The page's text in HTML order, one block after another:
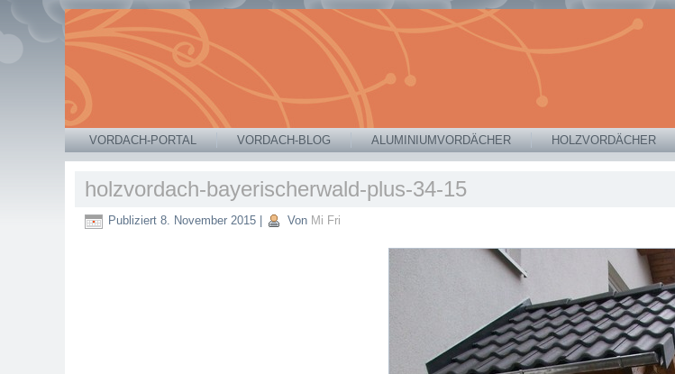
VORDACH-PORTAL VORDACH-BLOG ALUMINIUMVORDÄCHER HOLZVORDÄCHER
holzvordach-bayerischerwald-plus-34-15
Publiziert 8. November 2015 Von Mi Fri